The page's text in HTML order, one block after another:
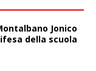
Jonico
della scuola